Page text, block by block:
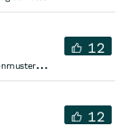
O
cugen - Charttechnik und Wellenmuster - Chancen und Risiken
12
12